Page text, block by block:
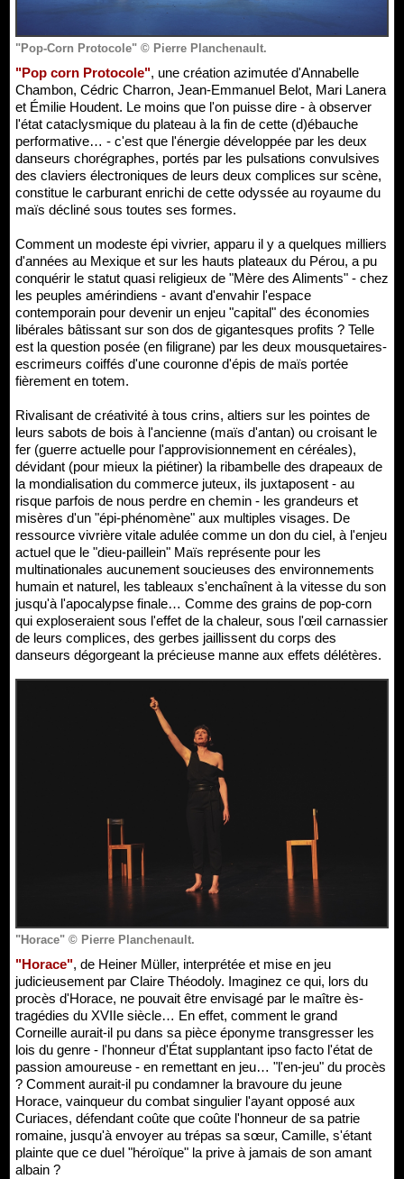
"Pop-Corn Protocole" © Pierre Planchenault.
"Pop corn Protocole", une création azimutée d'Annabelle
Chambon, Cédric Charron, Jean-Emmanuel Belot, Mari Lanera
et Émilie Houdent. Le moins que l'on puisse dire - à observer
l'état cataclysmique du plateau à la fin de cette (d)ébauche
performative… - c'est que l'énergie développée par les deux
danseurs chorégraphes, portés par les pulsations convulsives
des claviers électroniques de leurs deux complices sur scène,
constitue le carburant enrichi de cette odyssée au royaume du
maïs décliné sous toutes ses formes.
Comment un modeste épi vivrier, apparu il y a quelques milliers
d'années au Mexique et sur les hauts plateaux du Pérou, a pu
conquérir le statut quasi religieux de "Mère des Aliments" - chez
les peuples amérindiens - avant d'envahir l'espace
contemporain pour devenir un enjeu "capital" des économies
libérales bâtissant sur son dos de gigantesques profits ? Telle
est la question posée (en filigrane) par les deux mousquetaires-
escrimeurs coiffés d'une couronne d'épis de maïs portée
fièrement en totem.
Rivalisant de créativité à tous crins, altiers sur les pointes de
leurs sabots de bois à l'ancienne (maïs d'antan) ou croisant le
fer (guerre actuelle pour l'approvisionnement en céréales),
dévidant (pour mieux la piétiner) la ribambelle des drapeaux de
la mondialisation du commerce juteux, ils juxtaposent - au
risque parfois de nous perdre en chemin - les grandeurs et
misères d'un "épi-phénomène" aux multiples visages. De
ressource vivrière vitale adulée comme un don du ciel, à l'enjeu
actuel que le "dieu-paillein" Maïs représente pour les
multinationales aucunement soucieuses des environnements
humain et naturel, les tableaux s'enchaînent à la vitesse du son
jusqu'à l'apocalypse finale… Comme des grains de pop-corn
qui exploseraient sous l'effet de la chaleur, sous l'œil carnassier
de leurs complices, des gerbes jaillissent du corps des
danseurs dégorgeant la précieuse manne aux effets délétères.
"Horace" © Pierre Planchenault.
"Horace", de Heiner Müller, interprétée et mise en jeu
judicieusement par Claire Théodoly. Imaginez ce qui, lors du
procès d'Horace, ne pouvait être envisagé par le maître ès-
tragédies du XVIIe siècle… En effet, comment le grand
Corneille aurait-il pu dans sa pièce éponyme transgresser les
lois du genre - l'honneur d'État supplantant ipso facto l'état de
passion amoureuse - en remettant en jeu… "l'en-jeu" du procès
? Comment aurait-il pu condamner la bravoure du jeune
Horace, vainqueur du combat singulier l'ayant opposé aux
Curiaces, défendant coûte que coûte l'honneur de sa patrie
romaine, jusqu'à envoyer au trépas sa sœur, Camille, s'étant
plainte que ce duel "héroïque" la prive à jamais de son amant
albain ?